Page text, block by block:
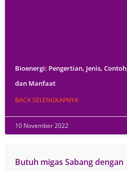
Bioenergi: Pengertian, Jenis,
dan Manfaat
BACA SELENGKAPNYA
10 November 2022
Butuh migas Sabang dengan